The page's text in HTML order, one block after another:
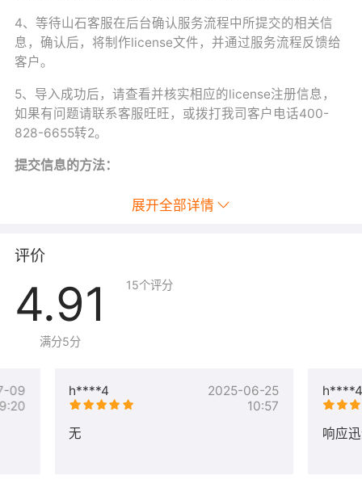
4、等待山石客服在后台确认服务流程中所提交的相关信
息，确认后，将制作license文件，并通过服务流程反馈给
客户。
5、导入成功后，请查看并核实相应的license注册信息，
如果有问题请联系客服旺旺，或拨打我司客户电话400-
828-6655转2。
提交信息的方法：
1.通过“”管理我的服务“登录服务管理系统
2.通过刚购买的license服务中的”服务监管”来启动服务流程。
3.根据要求提交相关信息。
展开全部详情
评价
4.91
满分5分
15个评分
h****4
2025-06-25
10:57
无
h****4
响应
09